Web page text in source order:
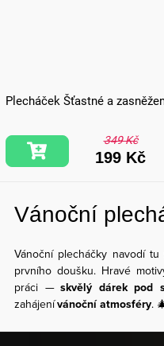
Plecháček Šťastné a
349 Kč
199 Kč
Vánoční
Vánoční plecháčky navodí
prvního doušku. Hravé
práci — skvělý dárek pod
zahájenívánoční atmosféry.